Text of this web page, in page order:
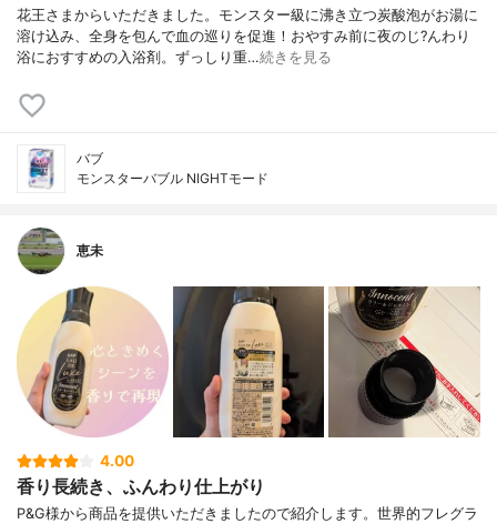
花王さまからいただきました。モンスター級に沸き立つ炭酸泡がお湯に
溶け込み、全身を包んで血の巡りを促進！おやすみ前に夜のじ?んわり
浴におすすめの入浴剤。ずっしり重…続きを見る
バブ
モンスターバブル NIGHTモード
恵未
4.00
香り長続き、ふんわり仕上がり
P&G様から商品を提供いただきましたので紹介します。世界的フレグラ